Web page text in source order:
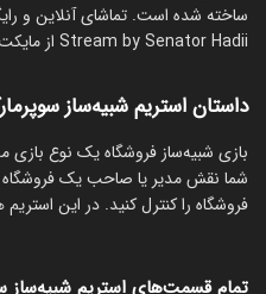
Stream by Senator Hadii از مایکت بدون نیاز به دانلود
داستان استریم شبیه‌ساز
‏بازی شبیه‌ساز فروشگاه یک نوع
شما نقش مدیر یا صاحب یک فروشگاه
فروشگاه را کنترل کنید. در این